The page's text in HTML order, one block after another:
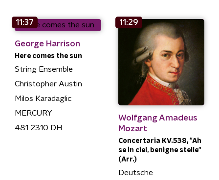
11:37
George Harrison
Here comes the sun
String Ensemble
Christopher Austin
Milos Karadaglic
MERCURY
481 2310 DH
11:29
Wolfgang Amadeus
Mozart
Concertaria KV.538, "Ah
se in ciel, benigne stelle"
(Arr.)
Deutsche